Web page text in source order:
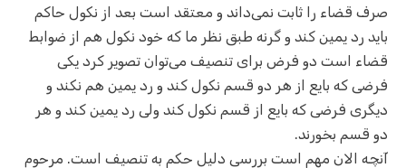
صرف قضاء را ثابت نمی‌داند و معتقد است بعد از نکول حاکم
باید رد یمین کند و گرنه طبق نظر ما که خود نکول هم از ضوابط
قضاء است دو فرض برای تنصیف می‌توان تصویر کرد یکی
فرضی که بایع از هر دو قسم نکول کند و رد یمین هم نکند و
دیگری فرضی که بایع از قسم نکول کند ولی رد یمین کند و هر
دو قسم بخورند.
آنچه الان مهم است بررسی دلیل حکم به تنصیف است. مرحوم